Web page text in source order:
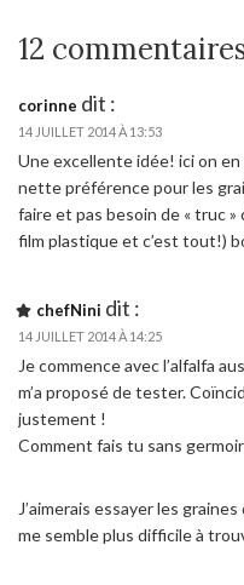
12
corinne dit :
14 JUILLET 2014 À 13:53
Une excellente idée! ici on
nette préférence pour les
faire et pas besoin de « truc
film plastique et c’est tout!)
chefNini dit :
14 JUILLET 2014 À 14:25
Je commence avec l’alfalfa
m’a proposé de tester.
justement !
Comment fais tu sans germoir
J’aimerais essayer les
me semble plus difficile à